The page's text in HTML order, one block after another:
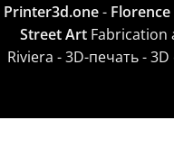
Printer3d.one- Florence
Street ArtFabrication
Riviera - 3D-печать -